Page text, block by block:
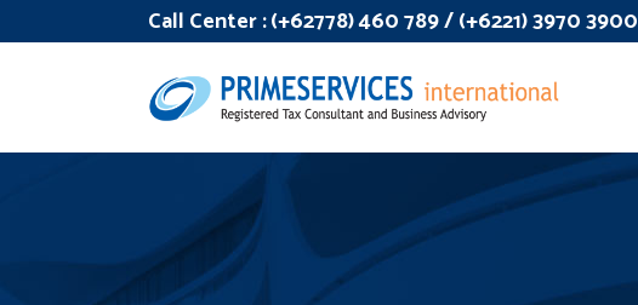
Call Center :(+62778) 460 789 / (+6221) 3970 3900